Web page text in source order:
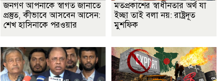
জনগণ আপনাকে স্বাগত জানাতে
প্রস্তুত, কীভাবে আসবেন আসেন:
শেখ হাসিনাকে পরওয়ার
মতপ্রকাশের স্বাধীনতার অর্থ যা
ইচ্ছা তাই বলা নয়: রাষ্ট্রদূত
মুশফিক